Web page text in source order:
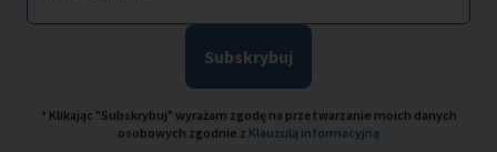
Subskrybuj
* Klikając "Subskrybuj" wyrażam zgodę na przetwarzanie moich danych
osobowych zgodnie z Klauzulą informacyjną